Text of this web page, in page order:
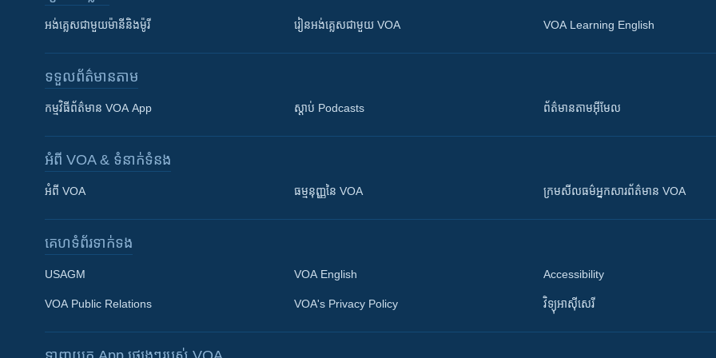
អង់គ្លេស​ជាមួយ​ម៉ានី​និង​ម៉ូរី រៀន​​​​​​អង់គ្លេស​​ជាមួយ VOA VOA Learning English
ទទួល​ព័ត៌មាន​តាម
កម្មវិធី​ព័ត៌មាន VOA App ស្តាប់ Podcasts ព័ត៌មាន​តាម​អ៊ីមែល
អំពី​ VOA & ទំនាក់ទំនង
អំពី​ VOA ធម្មនុញ្ញ​នៃ VOA ក្រម​​​សីលធម៌​​​អ្នក​​​សារព័ត៌មាន VOA
គេហទំព័រ​​ទាក់ទង
USAGM
VOA Public Relations
VOA English
VOA's Privacy Policy
Accessibility
វិទ្យុ​អាស៊ី​សេរី